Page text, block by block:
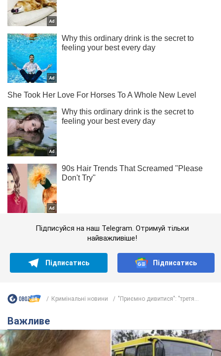
Підписуйся на наш Telegram. Отримуй тільки
найважливіше!
Підписатись Підписатись
Кримінальні новини "Приємно дивитися": "третя...
Важливе